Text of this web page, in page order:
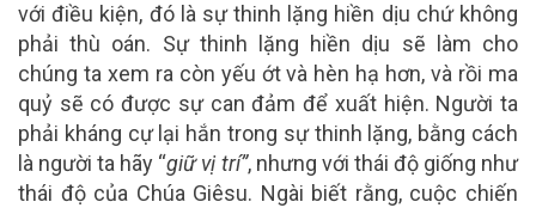
với điều kiện, đó là sự thinh lặng hiền dịu chứ không
phải thù oán. Sự thinh lặng hiền dịu sẽ làm cho
chúng ta xem ra còn yếu ớt và hèn hạ hơn, và rồi ma
quỷ sẽ có được sự can đảm để xuất hiện. Người ta
phải kháng cự lại hắn trong sự thinh lặng, bằng cách
là người ta hãy “giữ vị trí”, nhưng với thái độ giống như
thái độ của Chúa Giêsu. Ngài biết rằng, cuộc chiến